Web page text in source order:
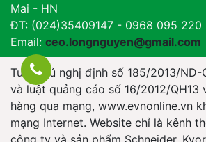
Mai - HN
ĐT: (024)35409147 - 0968 095 220
Email: ceo.longnguyen@gmail.com
Tuân thủ nghị định số 185/2013/ND-
và luật quảng cáo số 16/2012/QH13
hàng qua mạng, www.evnonline.vn
mạng Internet. Website chỉ là kênh